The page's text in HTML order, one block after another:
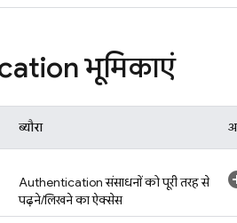
भूमिकाएं
ब्यौरा
Authenticationसंसाधनों को पूरी तरह से
पढ़ने/लिखने का ऐक्सेस